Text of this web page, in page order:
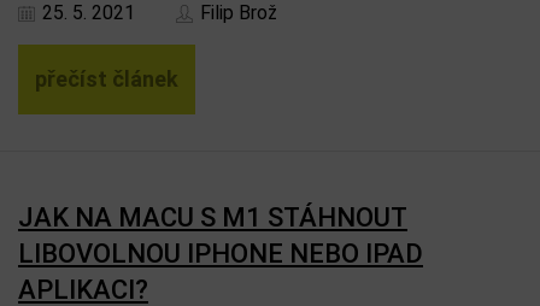
25. 5. 2021 Filip Brož
přečíst článek
JAK NA MACU S M1 STÁHNOUT
LIBOVOLNOU IPHONE NEBO IPAD
APLIKACI?